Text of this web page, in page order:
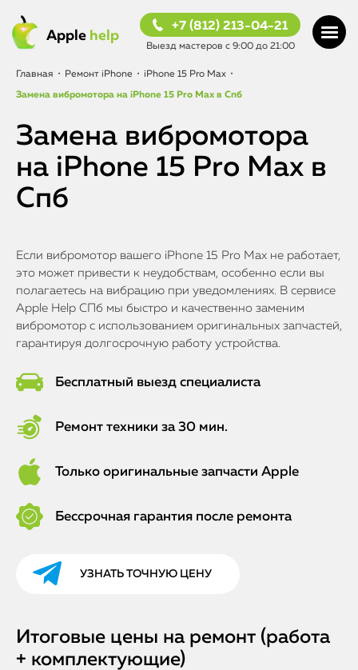
Apple help
+7 (812) 213-04-21
Выезд мастеров с 9:00 до 21:00
Главная • Ремонт iPhone • iPhone 15 Pro Max •
Замена вибромотора на iPhone 15 Pro Max в Спб
Замена вибромотора
на iPhone 15 Pro Max в
Спб
Если вибромотор вашего iPhone 15 Pro Max не работает,
это может привести к неудобствам, особенно если вы
полагаетесь на вибрацию при уведомлениях. В сервисе
Apple Help СПб мы быстро и качественно заменим
вибромотор с использованием оригинальных запчастей,
гарантируя долгосрочную работу устройства.
Бесплатный выезд специалиста
Ремонт техники за 30 мин.
Только оригинальные запчасти Apple
Бессрочная гарантия после ремонта
УЗНАТЬ ТОЧНУЮ ЦЕНУ
Итоговые цены на ремонт (работа
+ комплектующие)